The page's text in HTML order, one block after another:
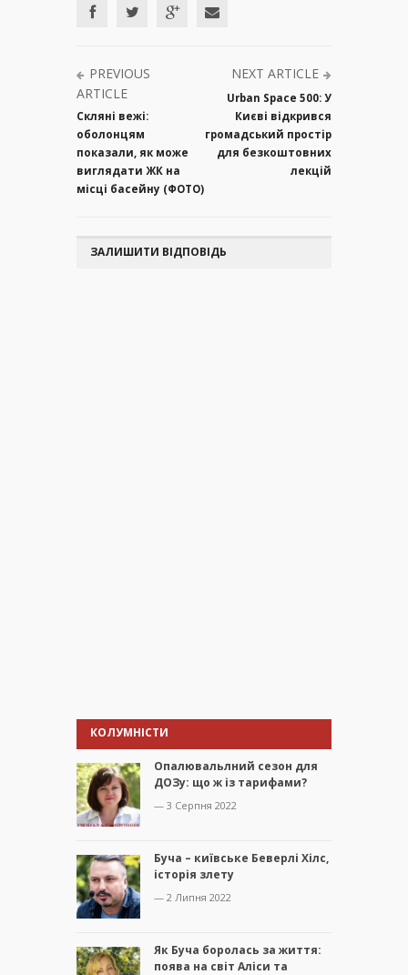
PREVIOUS
ARTICLE
Скляні вежі:
оболонцям
показали, як може
виглядати ЖК на
місці басейну (ФОТО)
NEXT ARTICLE
Urban Space 500: У
Києві відкрився
громадський простір
для безкоштовних
лекцій
ЗАЛИШИТИ ВІДПОВІДЬ
КОЛУМНІСТИ
Опалювальлний сезон для
ДОЗу: що ж із тарифами?
— 3 Серпня 2022
Буча – київське Беверлі Хілс,
історія злету
— 2 Липня 2022
Як Буча боролась за життя:
поява на світ Аліси та